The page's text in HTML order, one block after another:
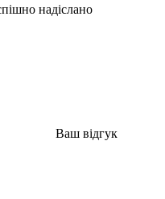
надіслано
Ваш відгук